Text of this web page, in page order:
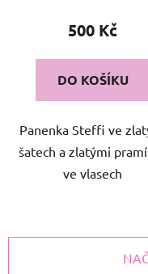
500 Kč
DO KOŠÍKU
Panenka Steffi ve
šatech a zlatými
ve vlasech